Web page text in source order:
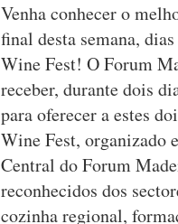
Venha conhecer o
final desta semana,
Wine Fest! O Forum
receber, durante dois
para oferecer a estes
Wine Fest, organizado
Central do Forum
reconhecidos dos
cozinha regional,